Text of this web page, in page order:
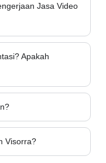
Jasa Video
Apakah
Visorra?